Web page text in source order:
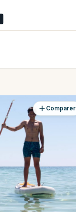
Comparer